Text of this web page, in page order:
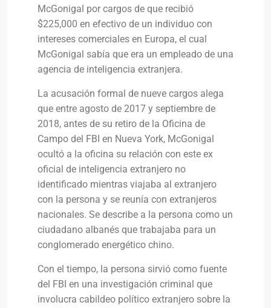
McGonigal por cargos de que recibió
$225,000 en efectivo de un individuo con
intereses comerciales en Europa, el cual
McGonigal sabía que era un empleado de una
agencia de inteligencia extranjera.
La acusación formal de nueve cargos alega
que entre agosto de 2017 y septiembre de
2018, antes de su retiro de la Oficina de
Campo del FBI en Nueva York, McGonigal
ocultó a la oficina su relación con este ex
oficial de inteligencia extranjero no
identificado mientras viajaba al extranjero
con la persona y se reunía con extranjeros
nacionales. Se describe a la persona como un
ciudadano albanés que trabajaba para un
conglomerado energético chino.
Con el tiempo, la persona sirvió como fuente
del FBI en una investigación criminal que
involucra cabildeo político extranjero sobre la